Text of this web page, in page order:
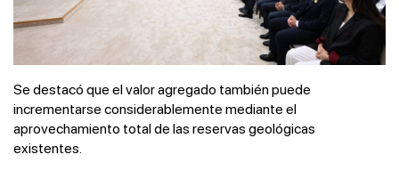
Se destacó que el valor agregado también puede
incrementarse considerablemente mediante el
aprovechamiento total de las reservas geológicas
existentes.